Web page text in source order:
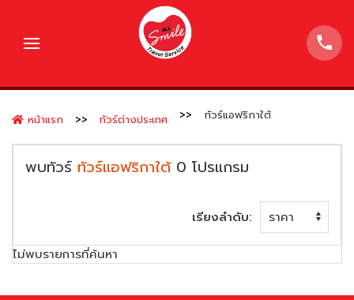
หน้าแรก ทัวร์ต่างประเทศ ทัวร์แอฟริกาใต้
พบทัวร์ ทัวร์แอฟริกาใต้ 0 โปรแกรม
เรียงลำดับ:
ไม่พบรายการที่ค้นหา